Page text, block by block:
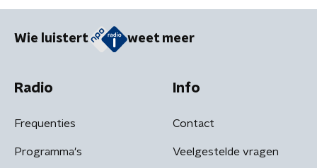
Wie luistert weet meer
Radio
Frequenties
Programma's
Info
Contact
Veelgestelde vragen